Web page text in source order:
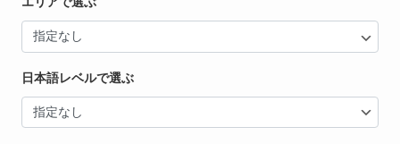
日本語レベルで選ぶ